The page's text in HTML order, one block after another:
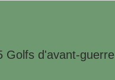
Golfs d'avant-guerre